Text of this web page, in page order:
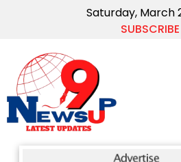
Saturday, March
SUBSCRIBE